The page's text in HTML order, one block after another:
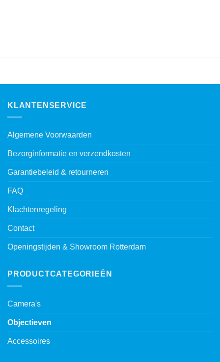
KLANTENSERVICE
Algemene Voorwaarden
Bezorginformatie en verzendkosten
Garantiebeleid & retourneren
FAQ
Klachtenregeling
Contact
Openingstijden & Showroom Rotterdam
PRODUCTCATEGORIEËN
Camera's
Objectieven
Accessoires